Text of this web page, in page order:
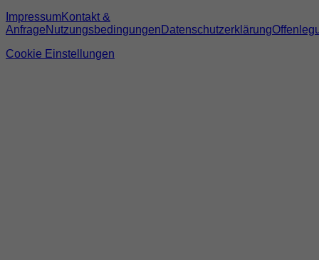
ImpressumKontakt &
AnfrageNutzungsbedingungen Datenschutzerklärung
Cookie Einstellungen